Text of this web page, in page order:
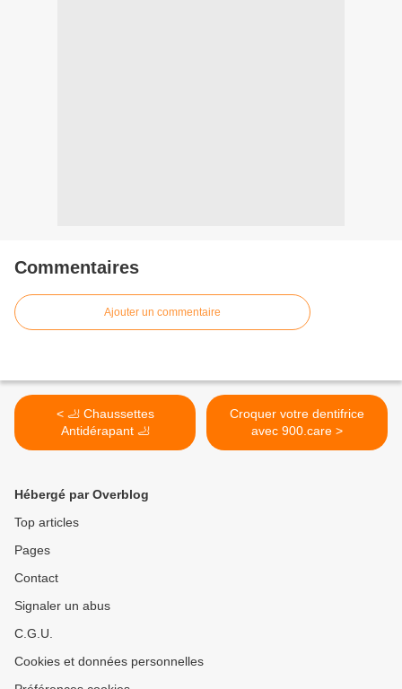
Commentaires
Ajouter un commentaire
< 🦶 Chaussettes
Antidérapant 🦶
Croquer votre dentifrice
avec 900.care >
Hébergé par Overblog
Top articles
Pages
Contact
Signaler un abus
C.G.U.
Cookies et données personnelles